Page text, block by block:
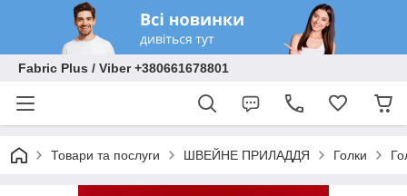
Fabric Plus / Viber +380661678801
Товари та послуги ШВЕЙНЕ ПРИЛАДДЯ Голки